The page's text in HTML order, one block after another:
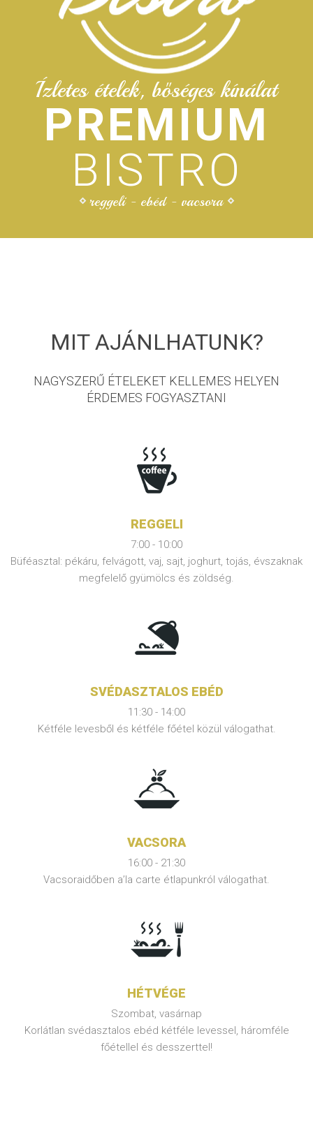
Ízletes ételek, bőséges kínálat
PREMIUM
BISTRO
reggeli - ebéd - vacsora
MIT AJÁNLHATUNK?
NAGYSZERŰ ÉTELEKET KELLEMES HELYEN
ÉRDEMES FOGYASZTANI
REGGELI
7:00 - 10:00
Büféasztal: pékáru, felvágott, vaj, sajt, joghurt, tojás, évszaknak
megfelelő gyümölcs és zöldség.
SVÉDASZTALOS EBÉD
11:30 - 14:00
Kétféle levesből és kétféle főétel közül válogathat.
VACSORA
16:00 - 21:30
Vacsoraidőben a’la carte étlapunkról válogathat.
HÉTVÉGE
Szombat, vasárnap
Korlátlan svédasztalos ebéd kétféle levessel, háromféle
főétellel és desszerttel!